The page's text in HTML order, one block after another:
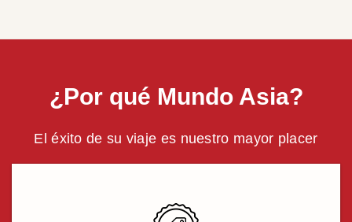
¿Por qué Mundo Asia?
El éxito de su viaje es nuestro mayor placer